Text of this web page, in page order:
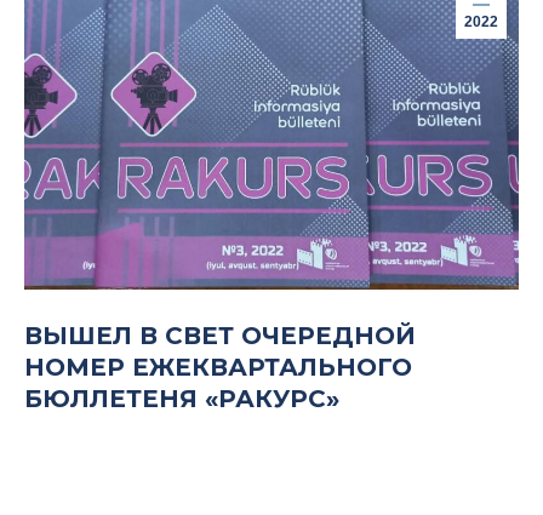
2022
ВЫШЕЛ В СВЕТ ОЧЕРЕДНОЙ
НОМЕР ЕЖЕКВАРТАЛЬНОГО
БЮЛЛЕТЕНЯ «РАКУРС»